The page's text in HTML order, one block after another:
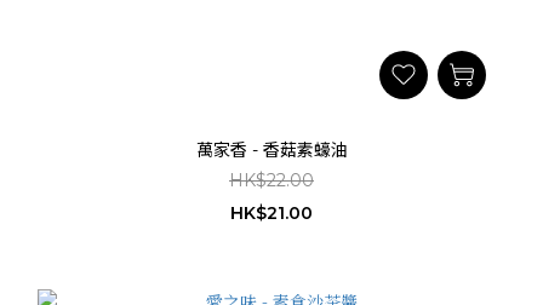
萬家香 - 香菇素蠔油
HK$22.00
HK$21.00